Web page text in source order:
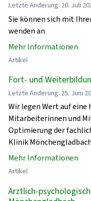
Letzte Änderung: 20. Juli
Sie können sich mit
wenden an
Mehr Informationen
Artikel
Fort- und
Letzte Änderung: 25. Juni
Wir legen Wert auf
Mitarbeiterinnen und
Optimierung der
Klinik
Mehr Informationen
Artikel
Ärztlich-